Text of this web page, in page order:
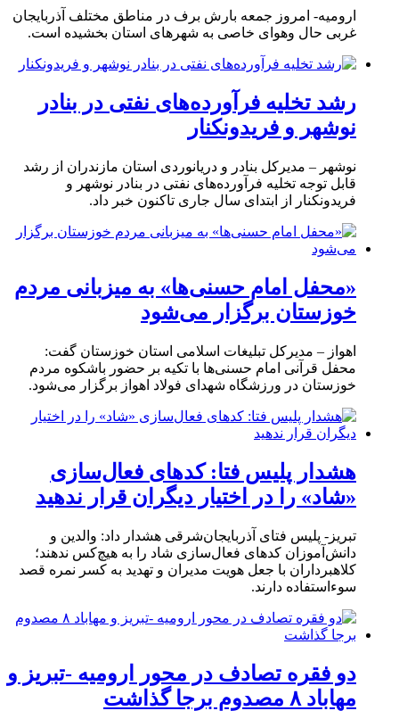
ارومیه- امروز جمعه بارش برف در مناطق مختلف آذربایجان
غربی حال وهوای خاصی به شهرهای استان بخشیده است.
رشد تخلیه فرآورده‌های نفتی در بنادر
نوشهر و فریدونکنار
نوشهر – مدیرکل بنادر و دریانوردی استان مازندران از رشد
قابل توجه تخلیه فرآورده‌های نفتی در بنادر نوشهر و
فریدونکنار از ابتدای سال جاری تاکنون خبر داد.
«محفل امام حسنی‌ها» به میزبانی مردم
خوزستان برگزار می‌شود
اهواز – مدیرکل تبلیغات اسلامی استان خوزستان گفت:
محفل قرآنی امام حسنی‌ها با تکیه بر حضور باشکوه مردم
خوزستان در ورزشگاه شهدای فولاد اهواز برگزار می‌شود.
هشدار پلیس فتا: کدهای فعال‌سازی
«شاد» را در اختیار دیگران قرار ندهید
تبریز- پلیس فتای آذربایجان‌شرقی هشدار داد: والدین و
دانش‌آموزان کدهای فعال‌سازی شاد را به هیچ‌کس ندهند؛
کلاهبرداران با جعل هویت مدیران و تهدید به کسر نمره قصد
سوءاستفاده دارند.
دو فقره تصادف در محور ارومیه -تبریز و
مهاباد ۸ مصدوم برجا گذاشت